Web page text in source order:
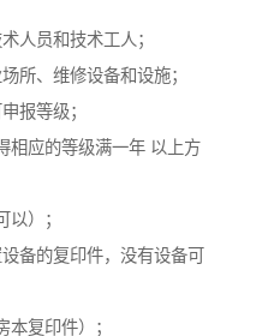
人员和技术工人；
所、维修设备和设施；
报等级；
相应的等级满一年 以上方
以）；
备的复印件，没有设备可
本复印件）；